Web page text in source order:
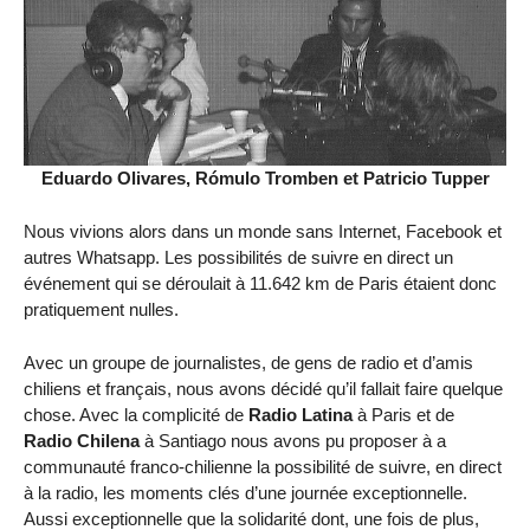
Eduardo Olivares, Rómulo Tromben et Patricio Tupper
Nous vivions alors dans un monde sans Internet, Facebook et
autres Whatsapp. Les possibilités de suivre en direct un
événement qui se déroulait à 11.642 km de Paris étaient donc
pratiquement nulles.
Avec un groupe de journalistes, de gens de radio et d’amis
chiliens et français, nous avons décidé qu’il fallait faire quelque
chose. Avec la complicité de Radio Latinaà Paris et de
Radio Chilenaà Santiago nous avons pu proposer à a
communauté franco-chilienne la possibilité de suivre, en direct
à la radio, les moments clés d’une journée exceptionnelle.
Aussi exceptionnelle que la solidarité dont, une fois de plus,